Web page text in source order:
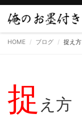
HOME ブログ 捉え方
捉 え方